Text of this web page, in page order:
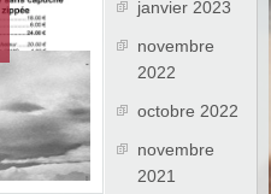
janvier 2023
novembre
2022
octobre 2022
novembre
2021